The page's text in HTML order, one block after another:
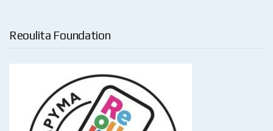
Reoulita Foundation